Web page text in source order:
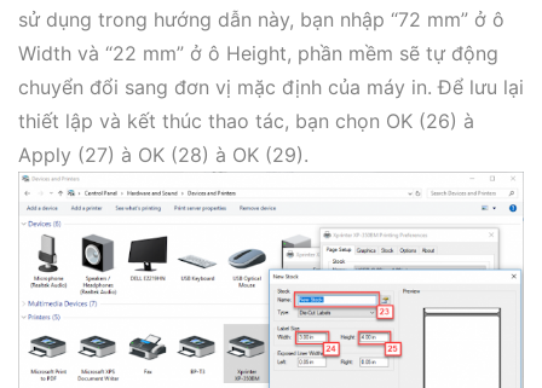
sử dụng trong hướng dẫn này, bạn nhập “72 mm” ở ô
Width và “22 mm” ở ô Height, phần mềm sẽ tự động
chuyển đổi sang đơn vị mặc định của máy in. Để lưu lại
thiết lập và kết thúc thao tác, bạn chọn OK (26) à
Apply (27) à OK (28) à OK (29).